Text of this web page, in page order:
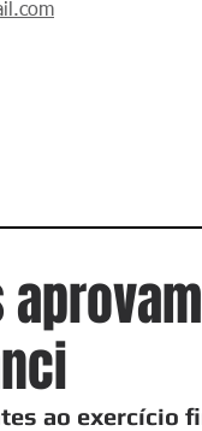
ao exercício